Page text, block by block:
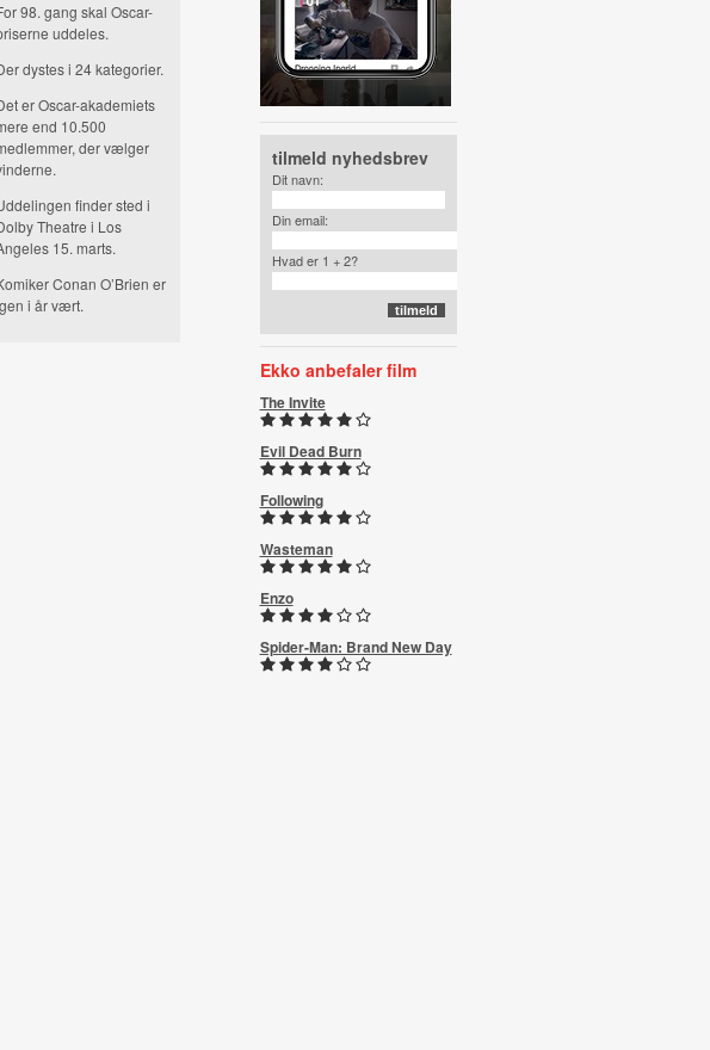
98. gang skal Oscar-
uddeles.
dystes i 24 kategorier.
er Oscar-akademiets
end 10.500
der vælger
finder sted i
Theatre i Los
15. marts.
Conan O’Brien er
i år vært.
tilmeld nyhedsbrev
Dit navn:
Din email:
Hvad er 1 + 2?
Ekko anbefaler film
The Invite
Evil Dead Burn
Following
Wasteman
Enzo
Spider-Man: Brand New Day